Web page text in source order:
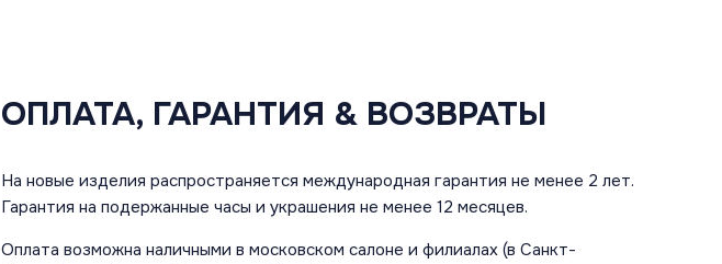
ОПЛАТА, ГАРАНТИЯ & ВОЗВРАТЫ
На новые изделия распространяется международная гарантия не менее 2 лет.
Гарантия на подержанные часы и украшения не менее 12 месяцев.
Оплата возможна наличными в московском салоне и филиалах (в Санкт-